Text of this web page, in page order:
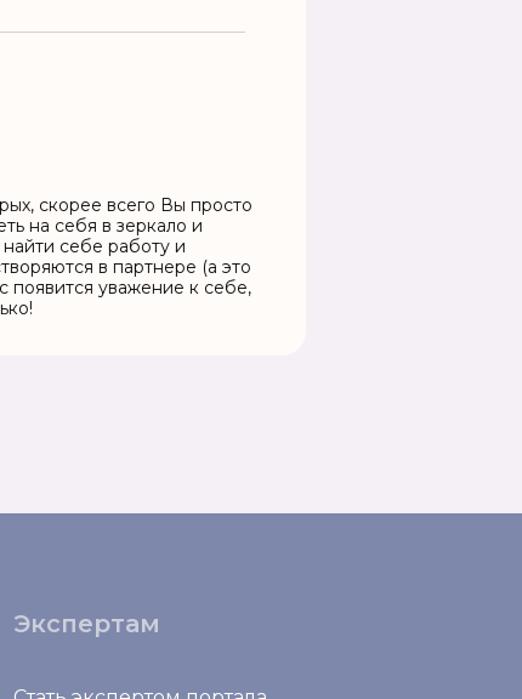
скорее всего Вы просто
на себя в зеркало и
себе работу и
в партнере (а это
появится уважение к себе,
Экспертам